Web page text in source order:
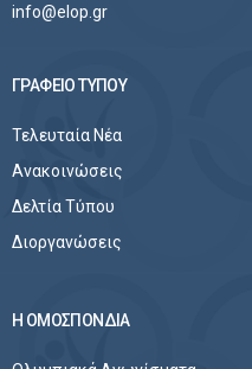
info@elop.gr
ΓΡΑΦΕΙΟ ΤΥΠΟΥ
Τελευταία Νέα
Ανακοινώσεις
Δελτία Τύπου
Διοργανώσεις
Η ΟΜΟΣΠΟΝΔΙΑ